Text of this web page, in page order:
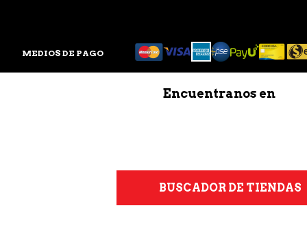
Encuentranos en
BUSCADOR DE TIENDAS
MEDIOS DE PAGO